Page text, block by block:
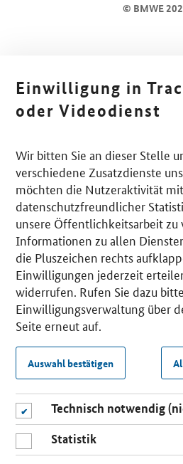
© BMWE
Einwilligung in
oder Videodienst
Wir bitten Sie an dieser Stelle
verschiedene Zusatzdienste
möchten die Nutzeraktivität
datenschutzfreundlicher
unsere Öffentlichkeitsarbeit zu
Informationen zu allen
die Pluszeichen rechts
Einwilligungen jederzeit
widerrufen. Rufen Sie dazu
Einwilligungsverwaltung über
Seite erneut auf.
Auswahl bestätigen
Technisch notwendig
Statistik